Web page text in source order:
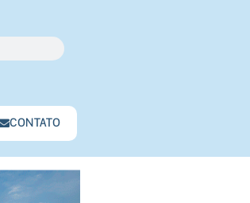
CONTATO